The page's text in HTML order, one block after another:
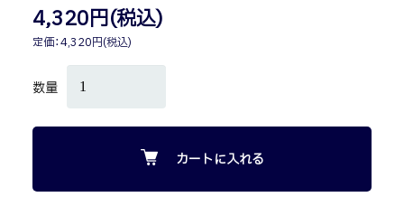
4,320円(税込)
定価：4,320円(税込)
数量
カートに入れる